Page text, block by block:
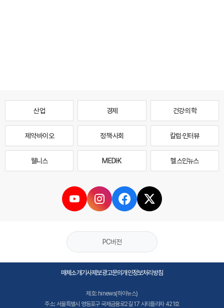
산업 경제 건강·의학
제약·바이오 정책·사회 칼럼·인터뷰
웰니스 MEDI·K 헬스인뉴스
PC버전
매체소개기사제보광고문의개인정보처리방침
제호: hinews(하이뉴스)
주소: 서울특별시 영등포구 국제금융로2길 17 시티플라자 421호